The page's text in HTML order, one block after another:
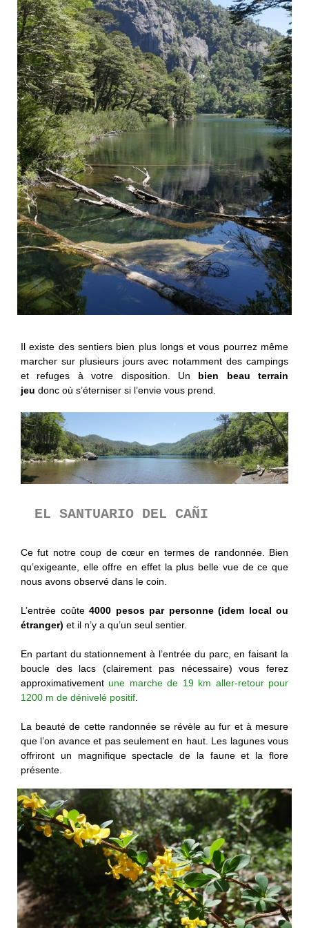
Il existe des sentiers bien plus longs et vous pourrez même
marcher sur plusieurs jours avec notamment des campings
et refuges à votre disposition. Un bien beau terrain
jeu donc où s’éterniser si l’envie vous prend.
EL SANTUARIO DEL CAÑI
Ce fut notre coup de cœur en termes de randonnée. Bien
qu’exigeante, elle offre en effet la plus belle vue de ce que
nous avons observé dans le coin.
L’entrée coûte 4000 pesos par personne (idem local ou
étranger) et il n’y a qu’un seul sentier.
En partant du stationnement à l’entrée du parc, en faisant la
boucle des lacs (clairement pas nécessaire) vous ferez
approximativement une marche de 19 km aller-retour pour
1200 m de dénivelé positif.
La beauté de cette randonnée se révèle au fur et à mesure
que l’on avance et pas seulement en haut. Les lagunes vous
offriront un magnifique spectacle de la faune et la flore
présente.